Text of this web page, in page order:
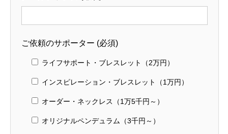
ご依頼のサポーター (必須)
ライフサポート・ブレスレット（2万円）
インスピレーション・ブレスレット（1万円）
オーダー・ネックレス（1万5千円～）
オリジナルペンデュラム（3千円～）